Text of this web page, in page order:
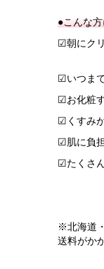
●こんな
☑朝にク
☑いつま
☑お化粧
☑くすみ
☑肌に負
☑たくさ
※北海道
送料がか